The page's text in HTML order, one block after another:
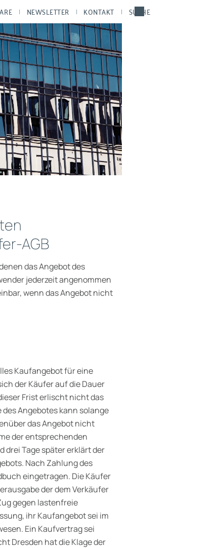
NEWSLETTER KONTAKT SUCHE
AGB
das Angebot des
jederzeit angenommen
wenn das Angebot nicht
Kaufangebot für eine
der Käufer auf die Dauer
Frist erlischt nicht das
Angebotes kann solange
das Angebot nicht
der entsprechenden
drei Tage später erklärt der
Nach Zahlung des
eingetragen. Die Käufer
der dem Verkäufer
gegen lastenfreie
ihr Kaufangebot sei im
Ein Kaufvertrag sei
Dresden hat die Klage der